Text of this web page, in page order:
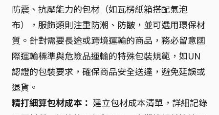
防震、抗壓能力的包材（如瓦楞紙箱搭配氣泡
布），服飾類則注重防潮、防皺，並可選用環保材
質。針對需要長途或跨境運輸的商品，務必留意國
際運輸標準與危險品運輸的特殊包裝規範，如UN
認證的包裝要求，確保商品安全送達，避免延誤或
退貨。
精打細算包材成本： 建立包材成本清單，詳細記錄